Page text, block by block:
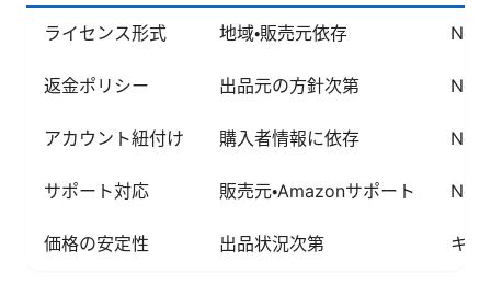
ライセンス形式 地域・販売元依存
返金ポリシー 出品元の方針次第
アカウント紐付け 購入者情報に依存
サポート対応 販売元・Amazonサポート
価格の安定性 出品状況次第 キャ